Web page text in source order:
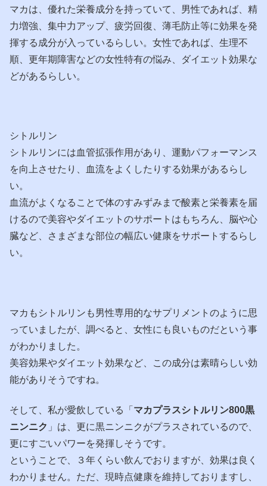
マカは、優れた栄養成分を持っていて、男性であれば、精
力増強、集中力アップ、疲労回復、薄毛防止等に効果を発
揮する成分が入っているらしい。女性であれば、生理不
順、更年期障害などの女性特有の悩み、ダイエット効果な
どがあるらしい。
シトルリン
シトルリンには血管拡張作用があり、運動パフォーマンス
を向上させたり、血流をよくしたりする効果があるらし
い。
血流がよくなることで体のすみずみまで酸素と栄養素を届
けるので美容やダイエットのサポートはもちろん、脳や心
臓など、さまざまな部位の幅広い健康をサポートするらし
い。
マカもシトルリンも男性専用的なサプリメントのように思
っていましたが、調べると、女性にも良いものだという事
がわかりました。
美容効果やダイエット効果など、この成分は素晴らしい効
能がありそうですね。
そして、私が愛飲している「 マカプラスシトルリン800黒
ニンニク 」は、更に黒ニンニクがプラスされているので、
更にすごいパワーを発揮しそうです。
ということで、３年くらい飲んでおりますが、効果は良く
わかりません。ただ、現時点健康を維持しておりますし、